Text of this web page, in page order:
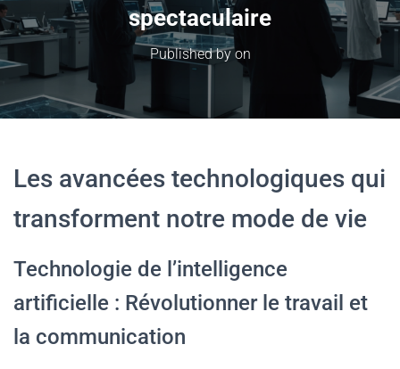
spectaculaire
Published byon
Les avancées technologiques qui
transforment notre mode de vie
Technologie de l’intelligence
artificielle : Révolutionner le travail et
la communication